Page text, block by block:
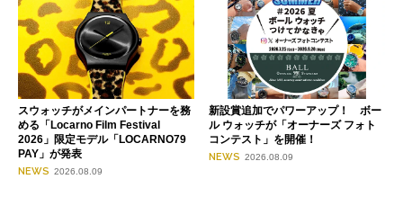
スウォッチがメインパートナーを務
める「Locarno Film Festival
2026」限定モデル「LOCARNO79
PAY」が発表
NEWS 2026.08.09
新設賞追加でパワーアップ！ ボー
ル ウォッチが「オーナーズ フォト
コンテスト」を開催！
NEWS 2026.08.09